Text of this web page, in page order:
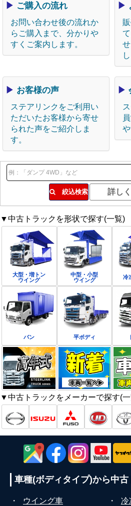
▶ ご購入の流れ
お問い合わせ後の流れか
らご購入まで、分かりや
すくご案内します。
▶
▶ お客様の声
ステアリンクをご利用い
ただいたお客様から寄せ
られた声をご紹介しま
す。
▶
絞込検索
▼中古トラックを形状で探す(一覧)
大型・増トン
ウイング
中型・小型
ウイング
冷
バン 平ボディ
▼中古トラックをメーカーで探す(
車種(ボディタイプ)から中古
・ ウイング車 ・
冷